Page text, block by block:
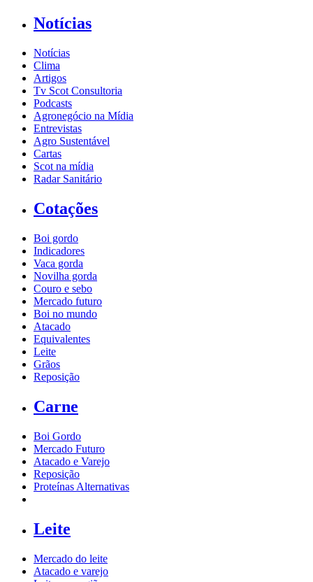
Notícias
Notícias
Clima
Artigos
Tv Scot Consultoria
Podcasts
Agronegócio na Mídia
Entrevistas
Agro Sustentável
Cartas
Scot na mídia
Radar Sanitário
Cotações
Boi gordo
Indicadores
Vaca gorda
Novilha gorda
Couro e sebo
Mercado futuro
Boi no mundo
Atacado
Equivalentes
Leite
Grãos
Reposição
Carne
Boi Gordo
Mercado Futuro
Atacado e Varejo
Reposição
Proteínas Alternativas
Leite
Mercado do leite
Atacado e varejo